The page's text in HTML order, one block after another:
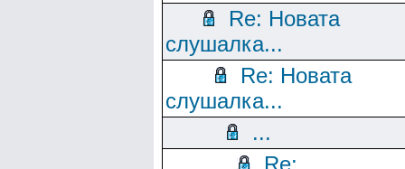
Re: Новата
слушалка...
Re: Новата
слушалка...
...
Re: ...